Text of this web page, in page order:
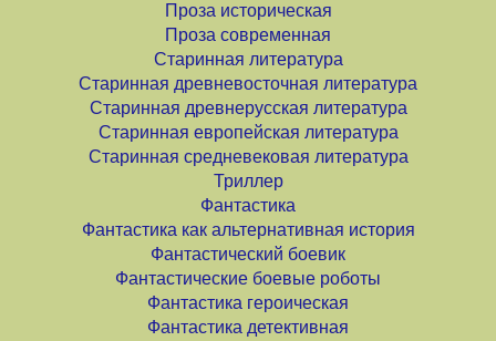
Проза историческая
Проза современная
Старинная литература
Старинная древневосточная литература
Старинная древнерусская литература
Старинная европейская литература
Старинная средневековая литература
Триллер
Фантастика
Фантастика как альтернативная история
Фантастический боевик
Фантастические боевые роботы
Фантастика героическая
Фантастика детективная